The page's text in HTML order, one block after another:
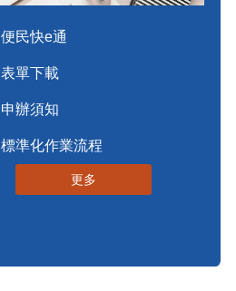
便民快e通
表單下載
申辦須知
標準化作業流程
更多